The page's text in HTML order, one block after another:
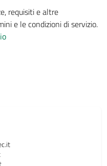
requisiti e altre
e le condizioni di servizio.